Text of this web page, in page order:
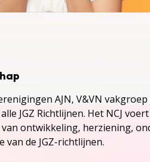
AJN, V&VN
JGZ Richtlijnen. Het NCJ
van ontwikkeling, herziening,
van de JGZ-richtlijnen.